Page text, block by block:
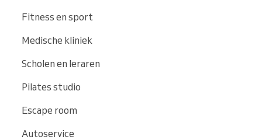
Fitness en sport
Medische kliniek
Scholen en leraren
Pilates studio
Escape room
Autoservice